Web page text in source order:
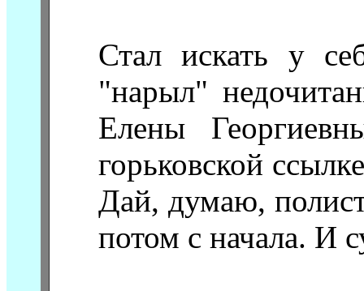
Стал искать у
"нарыл"
Елены
горьковской
Дай, думаю,
потом с начала. И